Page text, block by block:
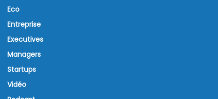
Eco
Entreprise
Executives
Managers
Startups
Vidéo